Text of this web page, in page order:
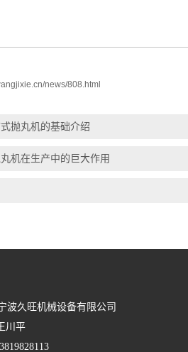
news/808.html
抛丸机的基础介绍
机在生产中的巨大作用
波久旺机械设备有限公司
川平